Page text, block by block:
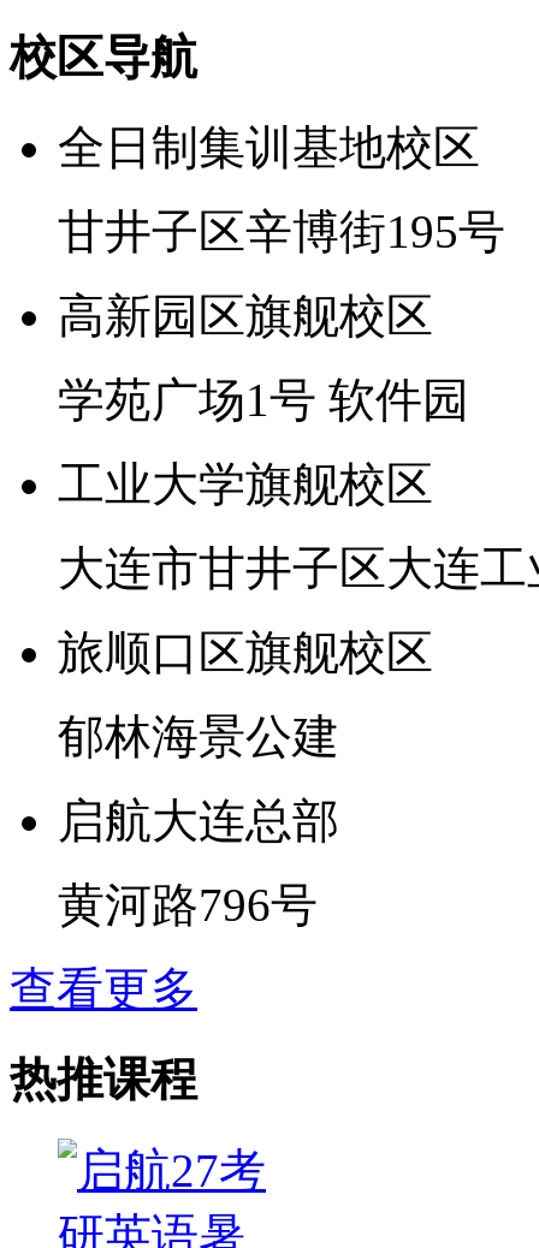
校区导航
全日制集训基地校区
甘井子区辛博街195号
高新园区旗舰校区
学苑广场1号 软件园
工业大学旗舰校区
大连市甘井子区大连
旅顺口区旗舰校区
郁林海景公建
启航大连总部
黄河路796号
查看更多
热推课程